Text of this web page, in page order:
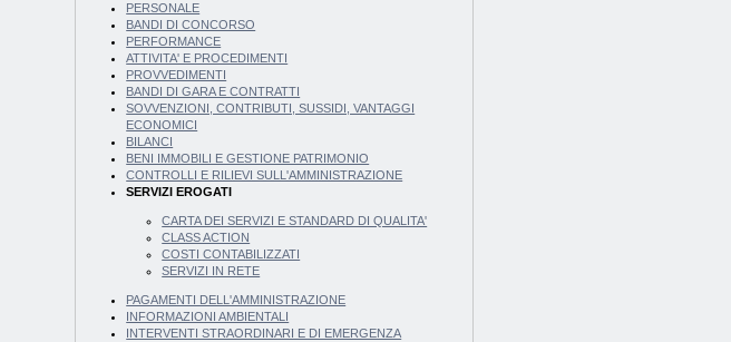
PERSONALE
BANDI DI CONCORSO
PERFORMANCE
ATTIVITA' E PROCEDIMENTI
PROVVEDIMENTI
BANDI DI GARA E CONTRATTI
SOVVENZIONI, CONTRIBUTI, SUSSIDI, VANTAGGI
ECONOMICI
BILANCI
BENI IMMOBILI E GESTIONE PATRIMONIO
CONTROLLI E RILIEVI SULL'AMMINISTRAZIONE
SERVIZI EROGATI
CARTA DEI SERVIZI E STANDARD DI QUALITA'
CLASS ACTION
COSTI CONTABILIZZATI
SERVIZI IN RETE
PAGAMENTI DELL'AMMINISTRAZIONE
INFORMAZIONI AMBIENTALI
INTERVENTI STRAORDINARI E DI EMERGENZA